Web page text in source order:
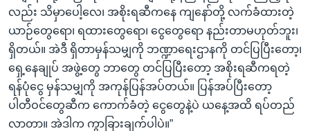
လည်း သိမှာပေါ့လေ၊ အစိုးရဆီကနေ ကျနော်တို့ လက်ခံထားတဲ့
ယာဉ်တွေရော၊ ရထားတွေရော၊ ငွေတွေရော နည်းတာမဟုတ်ဘူး၊
ရှိတယ်။ အဲဒီ ရှိတာမှန်သမျှကို ဘဏ္ဍာရေးဌာနကို တင်ပြပြီးတော့၊
ရှေ့နေချုပ် အဖွဲ့တွေ ဘာတွေ တင်ပြပြီးတော့ အစိုးရဆီကရတဲ့
ရန်ပုံငွေ မှန်သမျှကို အကုန်ပြန်အပ်တယ်။ ပြန်အပ်ပြီးတော့
ပါတီဝင်တွေဆီက ကောက်ခံတဲ့ ငွေတွေနဲ့ပဲ ယနေ့အထိ ရပ်တည်
လာတာ။ အဲဒါက ကွာခြားချက်ပါပဲ။”